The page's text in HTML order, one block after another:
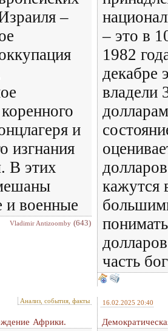
–
и
изгнания
В этих
и военные
Vladimir Antizoomby (643)
– это в
1982
декабре
владели
кажутся
часть
Анализ, события, факты
Африки.
16.02.2025 20:40